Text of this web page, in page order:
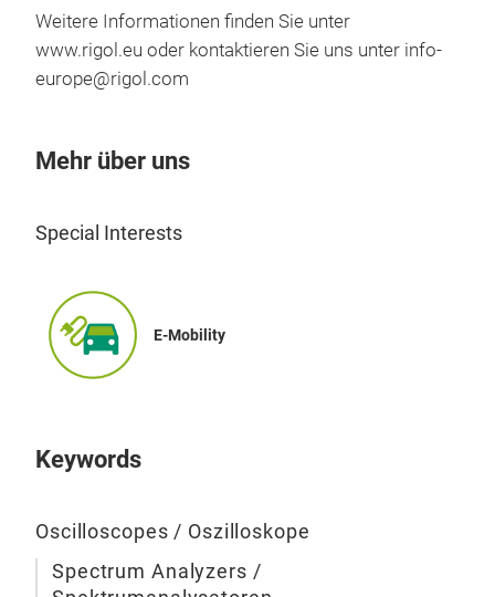
Weitere Informationen finden Sie unter
www.rigol.eu oder kontaktieren Sie uns unter info-
europe@rigol.com
Mehr über uns
Special Interests
E-Mobility
Keywords
Oscilloscopes / Oszilloskope
Spectrum Analyzers /